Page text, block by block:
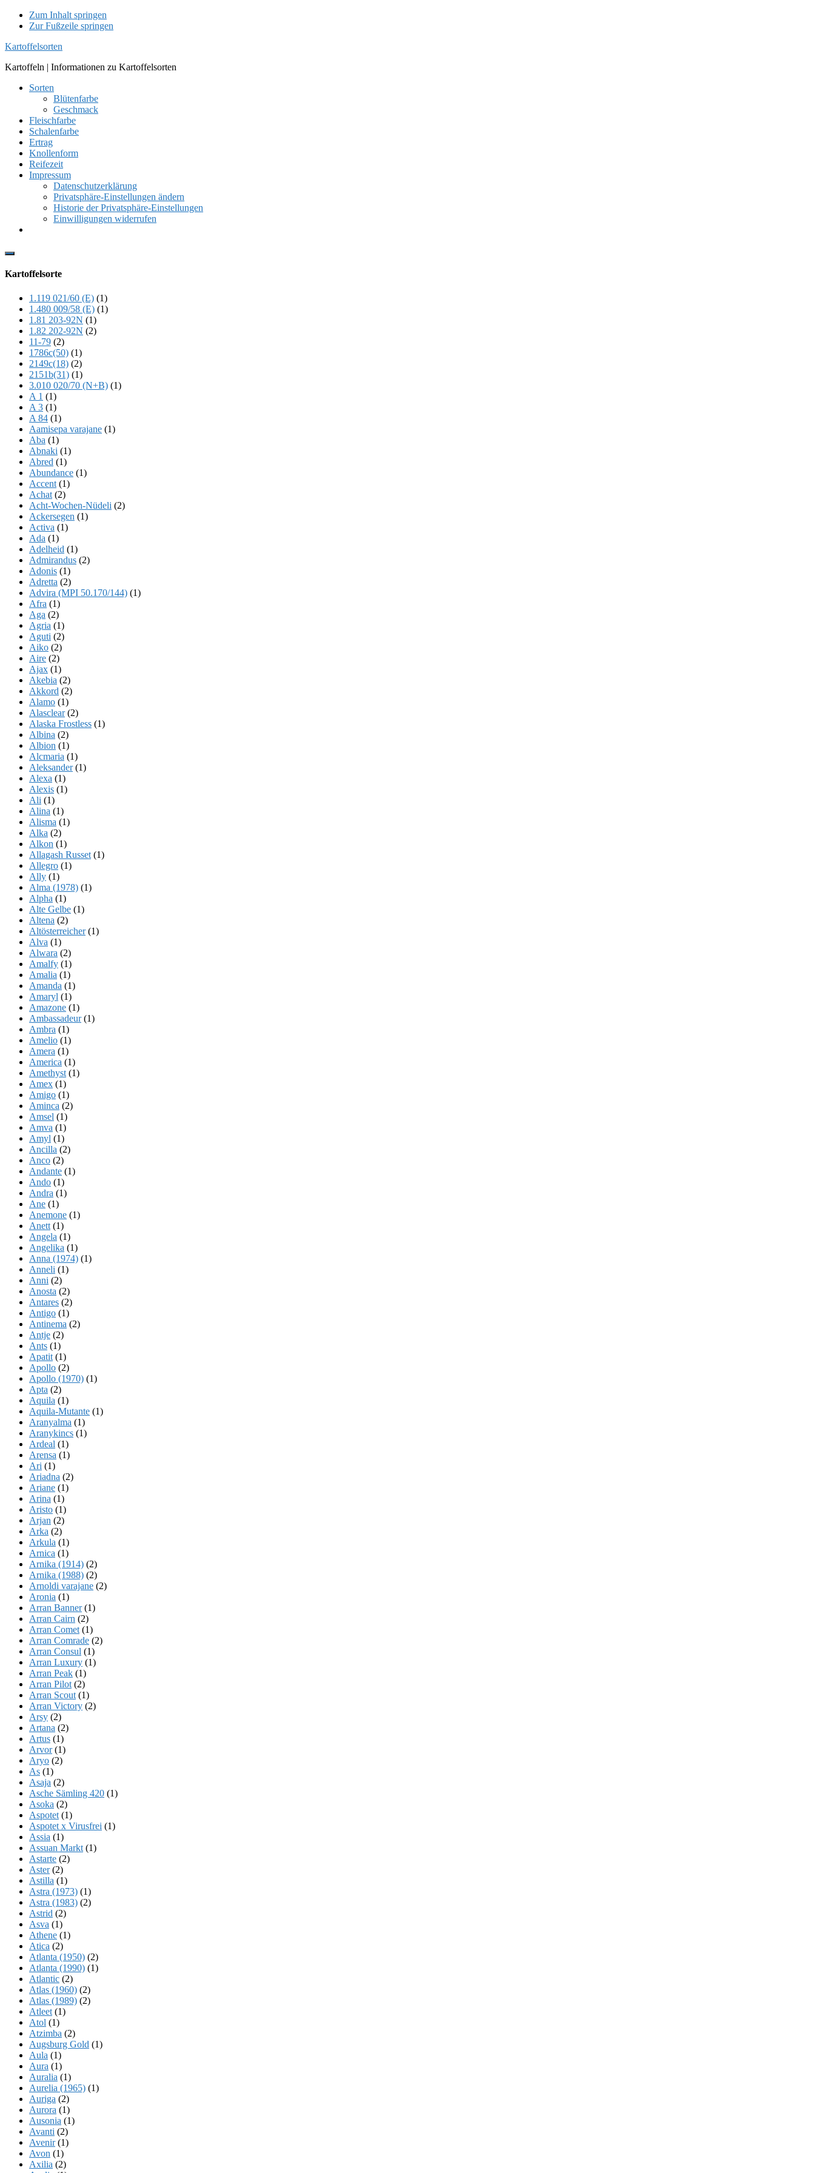
Zum Inhalt springen
Zur Fußzeile springen
Kartoffelsorten
Kartoffeln | Informationen zu Kartoffelsorten
Sorten
Blütenfarbe
Geschmack
Fleischfarbe
Schalenfarbe
Ertrag
Knollenform
Reifezeit
Impressum
Datenschutzerklärung
Privatsphäre-Einstellungen ändern
Historie der Privatsphäre-Einstellungen
Einwilligungen widerrufen
Show
Content
Kartoffelsorte
1.119 021/60 (E) (1)
1.480 009/58 (E) (1)
1.81 203-92N (1)
1.82 202-92N (2)
11-79 (2)
1786c(50) (1)
2149c(18) (2)
2151b(31) (1)
3.010 020/70 (N+B) (1)
A 1 (1)
A 3 (1)
A 84 (1)
Aamisepa varajane (1)
Aba (1)
Abnaki (1)
Abred (1)
Abundance (1)
Accent (1)
Achat (2)
Acht-Wochen-Nüdeli (2)
Ackersegen (1)
Activa (1)
Ada (1)
Adelheid (1)
Admirandus (2)
Adonis (1)
Adretta (2)
Advira (MPI 50.170/144) (1)
Afra (1)
Aga (2)
Agria (1)
Aguti (2)
Aiko (2)
Aire (2)
Ajax (1)
Akebia (2)
Akkord (2)
Alamo (1)
Alasclear(2)
Alaska Frostless (1)
Albina (2)
Albion (1)
Alcmaria (1)
Aleksander(1)
Alexa (1)
Alexis (1)
Ali (1)
Alina (1)
Alisma (1)
Alka (2)
Alkon (1)
Allagash Russet (1)
Allegro (1)
Ally (1)
Alma (1978) (1)
Alpha (1)
Alte Gelbe (1)
Altena (2)
Altösterreicher(1)
Alva (1)
Alwara (2)
Amalfy (1)
Amalia (1)
Amanda (1)
Amaryl (1)
Amazone (1)
Ambassadeur(1)
Ambra (1)
Amelio (1)
Amera (1)
America (1)
Amethyst (1)
Amex (1)
Amigo (1)
Aminca (2)
Amsel (1)
Amva (1)
Amyl (1)
Ancilla (2)
Anco (2)
Andante (1)
Ando (1)
Andra (1)
Ane (1)
Anemone (1)
Anett (1)
Angela (1)
Angelika (1)
Anna (1974) (1)
Anneli (1)
Anni (2)
Anosta (2)
Antares (2)
Antigo (1)
Antinema (2)
Antje (2)
Ants (1)
Apatit (1)
Apollo (2)
Apollo (1970) (1)
Apta (2)
Aquila (1)
Aquila-Mutante (1)
Aranyalma (1)
Aranykincs (1)
Ardeal (1)
Arensa (1)
Ari (1)
Ariadna (2)
Ariane (1)
Arina (1)
Aristo (1)
Arjan (2)
Arka (2)
Arkula (1)
Arnica (1)
Arnika (1914) (2)
Arnika (1988) (2)
Arnoldi varajane (2)
Aronia (1)
Arran Banner(1)
Arran Cairn (2)
Arran Comet (1)
Arran Comrade (2)
Arran Consul (1)
Arran Luxury (1)
Arran Peak (1)
Arran Pilot (2)
Arran Scout (1)
Arran Victory (2)
Arsy (2)
Artana (2)
Artus (1)
Arvor(1)
Aryo (2)
As (1)
Asaja (2)
Asche Sämling 420 (1)
Asoka (2)
Aspotet (1)
Aspotet x Virusfrei (1)
Assia (1)
Assuan Markt (1)
Astarte (2)
Aster(2)
Astilla (1)
Astra (1973) (1)
Astra (1983) (2)
Astrid (2)
Asva (1)
Athene (1)
Atica (2)
Atlanta (1950) (2)
Atlanta (1990) (1)
Atlantic (2)
Atlas (1960) (2)
Atlas (1989) (2)
Atleet (1)
Atol (1)
Atzimba (2)
Augsburg Gold (1)
Aula (1)
Aura (1)
Auralia (1)
Aurelia (1965) (1)
Auriga (2)
Aurora (1)
Ausonia (1)
Avanti (2)
Avenir(1)
Avon (1)
Axilia (2)